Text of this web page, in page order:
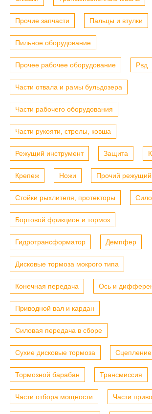
Прочие запчасти Пальцы и втулки
Пильное оборудование
Прочее рабочее оборудование Рвд
Части отвала и рамы бульдозера
Части рабочего оборудования
Части рукояти, стрелы, ковша
Режущий инструмент Защита
Крепеж Ножи Прочий режущий
Стойки рыхлителя, протекторы
Бортовой фрикцион и тормоз
Гидротрансформатор Демпфер
Дисковые тормоза мокрого типа
Конечная передача Ось и
Приводной вал и кардан
Силовая передача в сборе
Сухие дисковые тормоза Сцепление
Тормозной барабан Трансмиссия
Части отбора мощности Части